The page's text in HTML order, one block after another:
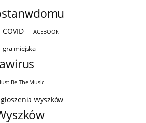
COVID FACEBOOK
gra miejska
Be The Music
Wyszków